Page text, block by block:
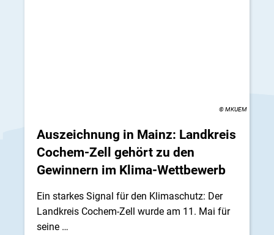
© MKUEM
Auszeichnung in Mainz: Landkreis
Cochem-Zell gehört zu den
Gewinnern im Klima-Wettbewerb
Ein starkes Signal für den Klimaschutz: Der
Landkreis Cochem-Zell wurde am 11. Mai für
seine …